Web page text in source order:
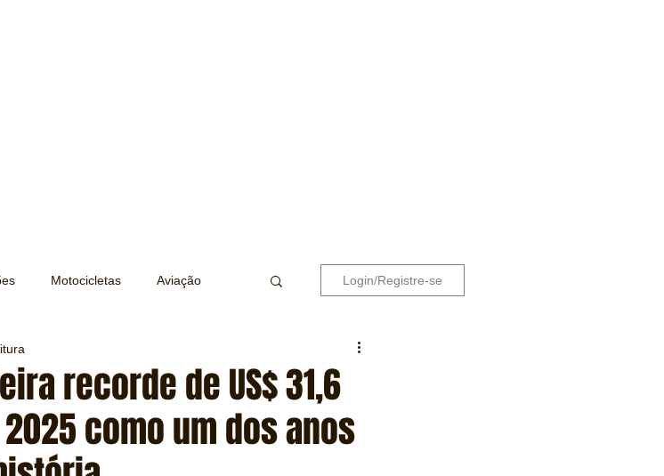
Motocicletas Aviação
e Metrô
Máquinas e Equipamentos
Login/Registre-se
recorde de US$ 31,6
como um dos anos